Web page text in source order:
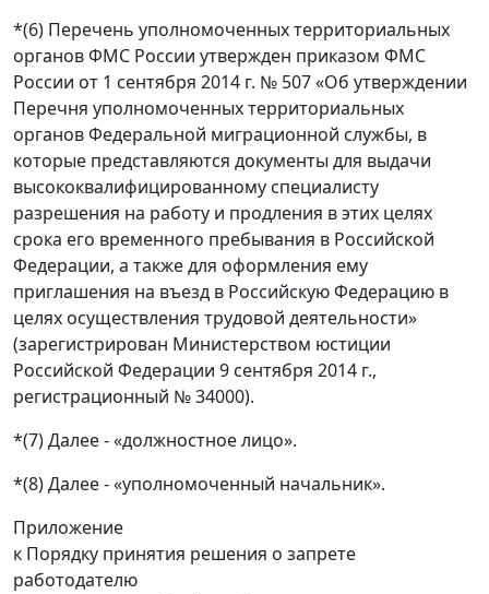
*(6) Перечень уполномоченных территориальных
органов ФМС России утвержден приказом ФМС
России от 1 сентября 2014 г. № 507 «Об утверждении
Перечня уполномоченных территориальных
органов Федеральной миграционной службы, в
которые представляются документы для выдачи
высококвалифицированному специалисту
разрешения на работу и продления в этих целях
срока его временного пребывания в Российской
Федерации, а также для оформления ему
приглашения на въезд в Российскую Федерацию в
целях осуществления трудовой деятельности»
(зарегистрирован Министерством юстиции
Российской Федерации 9 сентября 2014 г.,
регистрационный № 34000).
*(7) Далее - «должностное лицо».
*(8) Далее - «уполномоченный начальник».
Приложение
к Порядку принятия решения о запрете
работодателю